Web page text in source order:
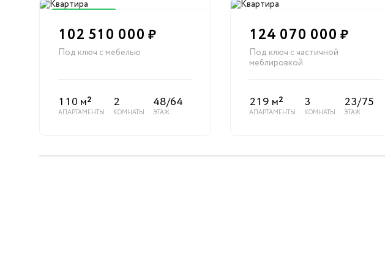
102 510 000 ₽
Под ключ с мебелью
110 м2
АПАРТАМЕНТЫ
2
КОМНАТЫ
48/64
ЭТАЖ
124 070 000 ₽
Под ключ с частичной
меблировкой
219 м2
АПАРТАМЕНТЫ
3
КОМНАТЫ
23/75
ЭТАЖ